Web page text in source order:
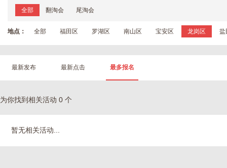
全部 翻淘会 尾淘会
地点： 全部 福田区 罗湖区 南山区 宝安区 龙岗区 盐
最新发布 最新点击 最多报名
为你找到相关活动 0 个
暂无相关活动...